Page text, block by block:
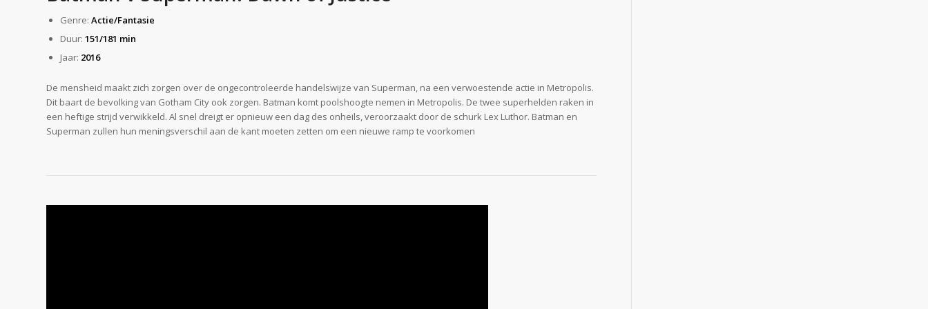
Genre: Actie/Fantasie
Duur: 151/181 min
Jaar: 2016
De mensheid maakt zich zorgen over de ongecontroleerde handelswijze van Superman, na een verwoestende actie in Metropolis.
Dit baart de bevolking van Gotham City ook zorgen. Batman komt poolshoogte nemen in Metropolis. De twee superhelden raken in
een heftige strijd verwikkeld. Al snel dreigt er opnieuw een dag des onheils, veroorzaakt door de schurk Lex Luthor. Batman en
Superman zullen hun meningsverschil aan de kant moeten zetten om een nieuwe ramp te voorkomen